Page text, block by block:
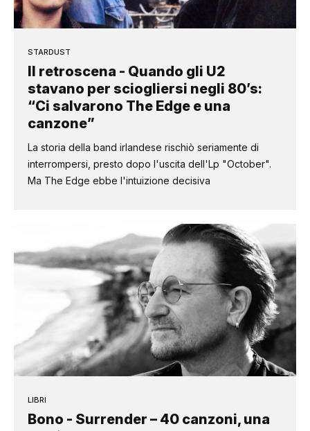
STARDUST
Il retroscena - Quando gli U2
stavano per sciogliersi negli 80’s:
“Ci salvarono The Edge e una
canzone”
La storia della band irlandese rischiò seriamente di
interrompersi, presto dopo l'uscita dell'Lp "October".
Ma The Edge ebbe l'intuizione decisiva
LIBRI
Bono - Surrender – 40 canzoni, una